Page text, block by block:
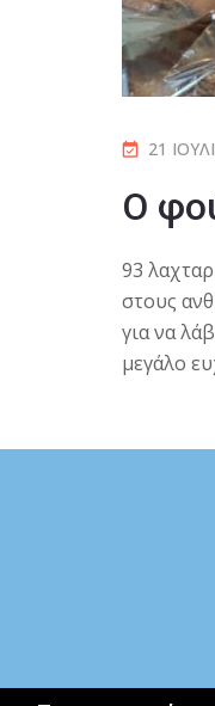
21
Ο
93
στους
για να
μεγάλο